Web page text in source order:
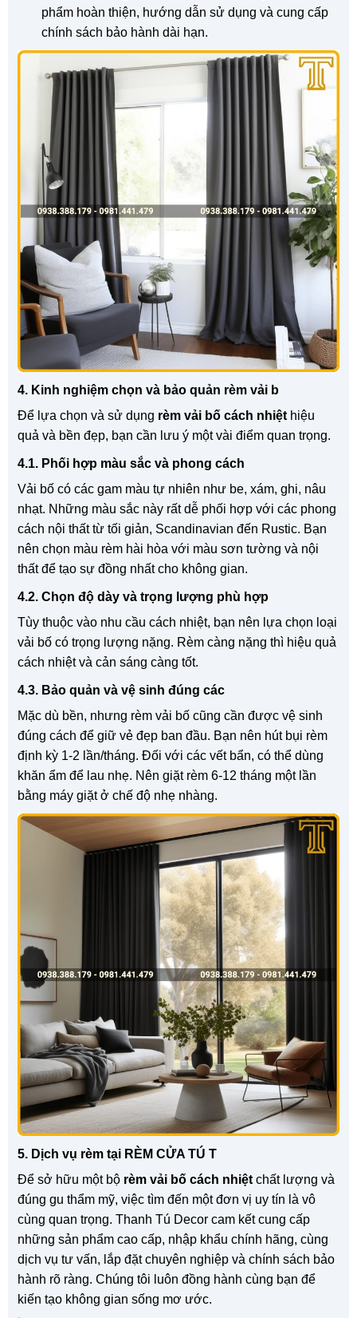
phẩm hoàn thiện, hướng dẫn sử dụng và cung cấp
chính sách bảo hành dài hạn.
4. Kinh nghiệm chọn và bảo quản rèm vải b
Để lựa chọn và sử dụng rèm vải bố cách nhiệthiệu
quả và bền đẹp, bạn cần lưu ý một vài điểm quan trọng.
4.1. Phối hợp màu sắc và phong cách
Vải bố có các gam màu tự nhiên như be, xám, ghi, nâu
nhạt. Những màu sắc này rất dễ phối hợp với các phong
cách nội thất từ tối giản, Scandinavian đến Rustic. Bạn
nên chọn màu rèm hài hòa với màu sơn tường và nội
thất để tạo sự đồng nhất cho không gian.
4.2. Chọn độ dày và trọng lượng phù hợp
Tùy thuộc vào nhu cầu cách nhiệt, bạn nên lựa chọn loại
vải bố có trọng lượng nặng. Rèm càng nặng thì hiệu quả
cách nhiệt và cản sáng càng tốt.
4.3. Bảo quản và vệ sinh đúng các
Mặc dù bền, nhưng rèm vải bố cũng cần được vệ sinh
đúng cách để giữ vẻ đẹp ban đầu. Bạn nên hút bụi rèm
định kỳ 1-2 lần/tháng. Đối với các vết bẩn, có thể dùng
khăn ẩm để lau nhẹ. Nên giặt rèm 6-12 tháng một lần
bằng máy giặt ở chế độ nhẹ nhàng.
5. Dịch vụ rèm tại RÈM CỬA TÚ T
Để sở hữu một bộ rèm vải bố cách nhiệtchất lượng và
đúng gu thẩm mỹ, việc tìm đến một đơn vị uy tín là vô
cùng quan trọng. Thanh Tú Decor cam kết cung cấp
những sản phẩm cao cấp, nhập khẩu chính hãng, cùng
dịch vụ tư vấn, lắp đặt chuyên nghiệp và chính sách bảo
hành rõ ràng. Chúng tôi luôn đồng hành cùng bạn để
kiến tạo không gian sống mơ ước.